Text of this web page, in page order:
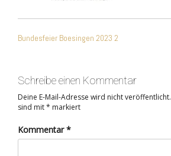
Bundesfeier Boesingen 2023 2
Schreibe einen Kommentar
Deine E-Mail-Adresse wird nicht veröffentlicht.
sind mit* markiert
Kommentar*